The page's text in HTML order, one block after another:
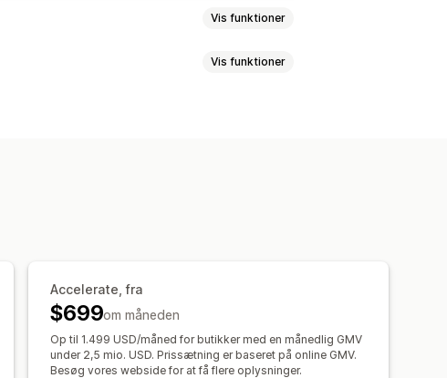
Vis funktioner
Konverteringssporing
Brug af filtre
Søgeforespørgsler
Vis funktioner
Accelerate, fra
$699om måneden
Op til 1.499 USD/måned for butikker med en månedlig GMV
under 2,5 mio. USD. Prissætning er baseret på online GMV.
Besøg vores webside for at få flere oplysninger.